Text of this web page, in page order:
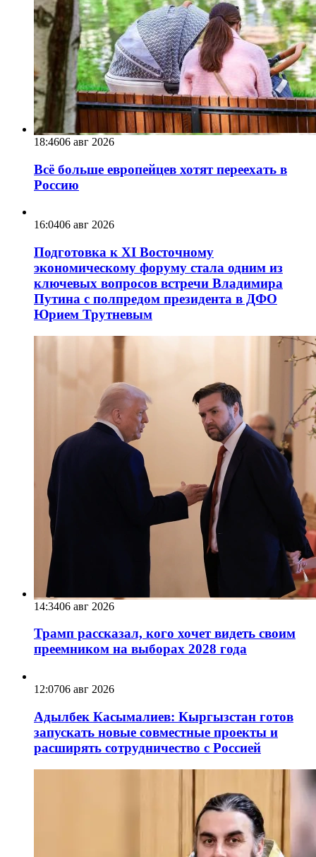
18:4606 авг 2026
Всё больше европейцев хотят переехать в
Россию
16:0406 авг 2026
Подготовка к XI Восточному
экономическому форуму стала одним из
ключевых вопросов встречи Владимира
Путина с полпредом президента в ДФО
Юрием Трутневым
14:3406 авг 2026
Трамп рассказал, кого хочет видеть своим
преемником на выборах 2028 года
12:0706 авг 2026
Адылбек Касымалиев: Кыргызстан готов
запускать новые совместные проекты и
расширять сотрудничество с Россией